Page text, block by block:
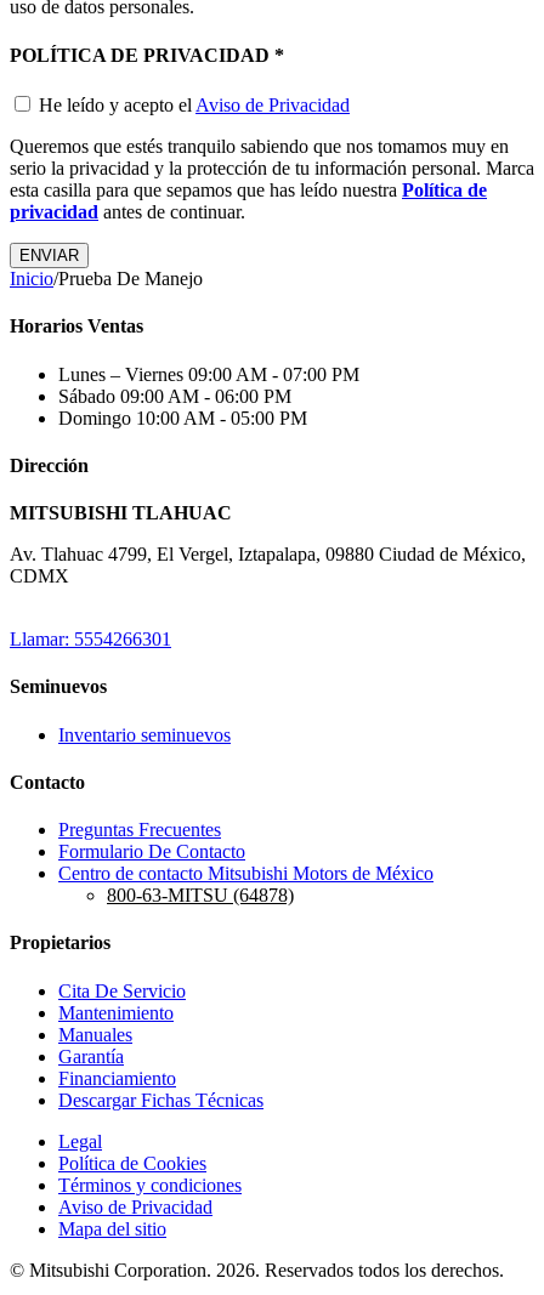
uso de datos personales.
POLÍTICA DE PRIVACIDAD *
He leído y acepto el Aviso de Privacidad
Queremos que estés tranquilo sabiendo que nos tomamos muy en
serio la privacidad y la protección de tu información personal. Marca
esta casilla para que sepamos que has leído nuestra Política de
privacidad antes de continuar.
ENVIAR
Inicio/Prueba De Manejo
Horarios Ventas
Lunes – Viernes 09:00 AM - 07:00 PM
Sábado 09:00 AM - 06:00 PM
Domingo 10:00 AM - 05:00 PM
Dirección
MITSUBISHI TLAHUAC
Av. Tlahuac 4799, El Vergel, Iztapalapa, 09880 Ciudad de México,
CDMX
Llamar: 5554266301
Seminuevos
Inventario seminuevos
Contacto
Preguntas Frecuentes
Formulario De Contacto
Centro de contacto Mitsubishi Motors de México
800-63-MITSU (64878)
Propietarios
Cita De Servicio
Mantenimiento
Manuales
Garantía
Financiamiento
Descargar Fichas Técnicas
Legal
Política de Cookies
Términos y condiciones
Aviso de Privacidad
Mapa del sitio
© Mitsubishi Corporation. 2026. Reservados todos los derechos.